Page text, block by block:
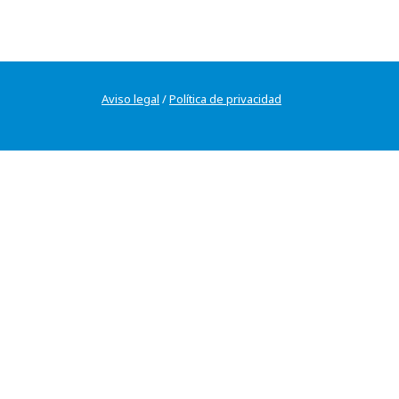
Aviso legal /Política de privacidad